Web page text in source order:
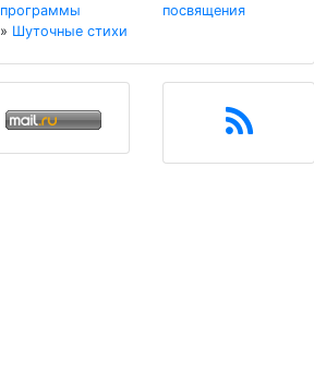
программы
посвящения
» Шуточные стихи